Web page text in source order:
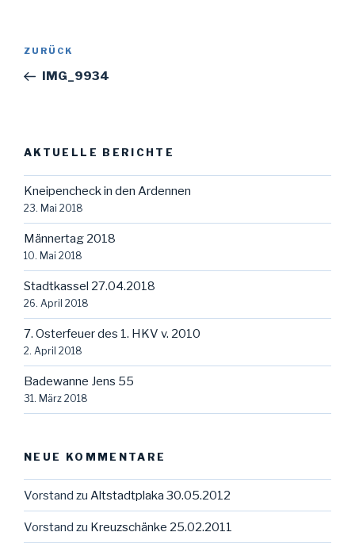
Beitragsnavigation
Vorheriger
Beitrag
ZURÜCK
IMG_9934
AKTUELLE BERICHTE
Kneipencheck in den Ardennen
23. Mai 2018
Männertag 2018
10. Mai 2018
Stadtkassel 27.04.2018
26. April 2018
7. Osterfeuer des 1. HKV v. 2010
2. April 2018
Badewanne Jens 55
31. März 2018
NEUE KOMMENTARE
Vorstand zu Altstadtplaka 30.05.2012
Vorstand zu Kreuzschänke 25.02.2011